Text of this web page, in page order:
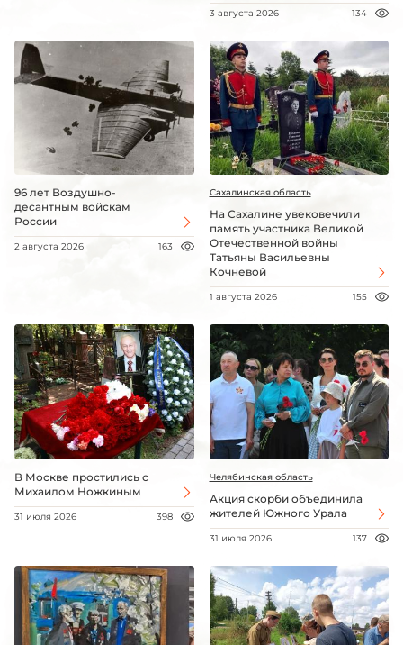
3 августа 2026 134
96 лет Воздушно-
десантным войскам
России
2 августа 2026 163
Сахалинская область
На Сахалине увековечили
память участника Великой
Отечественной войны
Татьяны Васильевны
Кочневой
1 августа 2026 155
В Москве простились с
Михаилом Ножкиным
31 июля 2026 398
Челябинская область
Акция скорби объединила
жителей Южного Урала
31 июля 2026 137